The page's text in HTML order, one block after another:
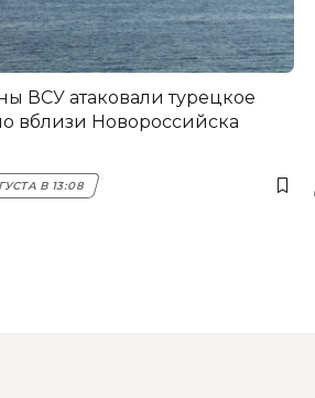
атаковали турецкое
вблизи Новороссийска
В 13:08